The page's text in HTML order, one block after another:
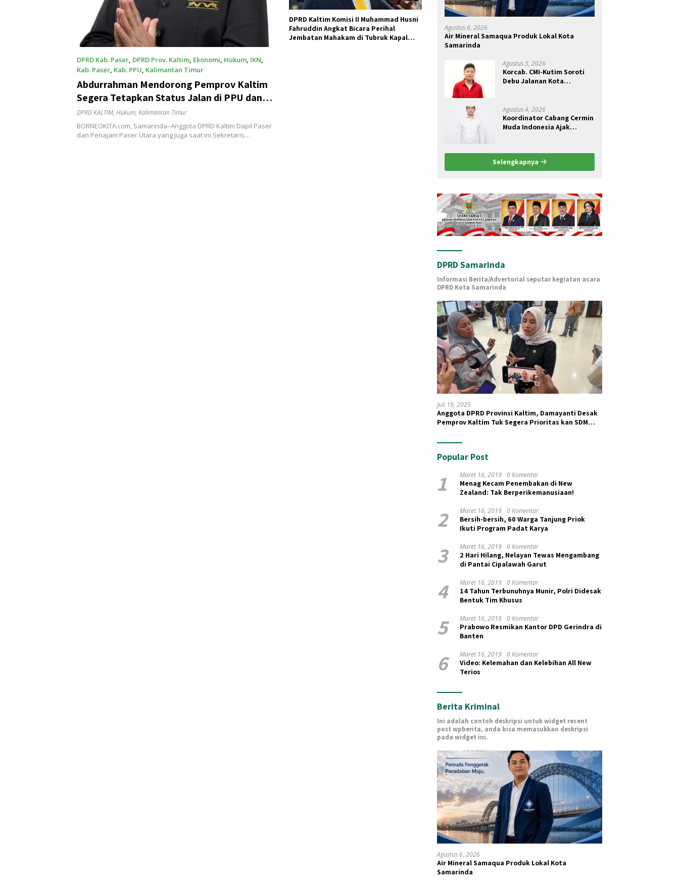
DPRD Kab. Paser, DPRD Prov. Kaltim, Ekonomi, Hukum, IKN,
Kab. Paser, Kab. PPU, Kalimantan Timur
Mei 23, 2025
Abdurrahman Mendorong Pemprov Kaltim
Segera Tetapkan Status Jalan di PPU dan
Paser untuk Dukung Pembangunan IKN
DPRD KALTIM, Hukum, Kalimantan Timur
BORNEOKITA.com, Samarinda–Anggota DPRD Kaltim Dapil Paser
dan Penajam Paser Utara yang juga saat ini Sekretaris…
DPRD Kaltim Komisi II Muhammad Husni
Fahruddin Angkat Bicara Perihal
Jembatan Mahakam di Tubruk Kapal
Agustus 6, 2026
Air Mineral Samaqua Produk Lokal Kota
Samarinda
Agustus 5, 2026
Korcab. CMI-Kutim Soroti
Debu Jalanan Kota
Agustus 4, 2026
Koordinator Cabang Cermin
Muda Indonesia Ajak
Sampah Berkelanjutan
Selengkapnya
DPRD Samarinda
Informasi Berita/Advertorial seputar kegiatan acara
DPRD Kota Samarinda
Juli 19, 2025
Anggota DPRD Provinsi Kaltim, Damayanti Desak
Pemprov Kaltim Tuk Segera Prioritas kan SDM
Popular Post
1 Maret 16, 2019 0 Komentar
Menag Kecam Penembakan di New
Zealand: Tak Berperikemanusiaan!
2 Maret 16, 2019 0 Komentar
Bersih-bersih, 60 Warga Tanjung Priok
Ikuti Program Padat Karya
3 Maret 16, 2019 0 Komentar
2 Hari Hilang, Nelayan Tewas Mengambang
di Pantai Cipalawah Garut
4 Maret 16, 2019 0 Komentar
14 Tahun Terbunuhnya Munir, Polri Didesak
Bentuk Tim Khusus
5 Maret 16, 2019 0 Komentar
Prabowo Resmikan Kantor DPD Gerindra di
Banten
6 Maret 16, 2019 0 Komentar
Video: Kelemahan dan Kelebihan All New
Terios
Berita Kriminal
Ini adalah contoh deskripsi untuk widget recent
post wpberita, anda bisa memasukkan deskripsi
pada widget ini.
Agustus 6, 2026
Air Mineral Samaqua Produk Lokal Kota
Samarinda